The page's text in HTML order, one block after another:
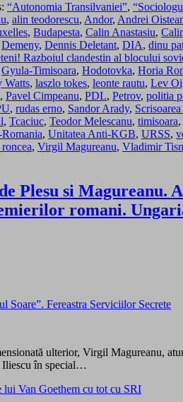
“Autonomia Transilvaniei”,
, alin teodorescu, Andor, Andrei
, Budapesta, Calin Anastasiu,
Demeny, Dennis Deletant, DIA, dinu
Razboiul clandestin al blocului
Gyula-Timisoara, Hodotovka, Horia
Watts, laszlo tokes, leonte rautu, Lev
, Pavel Cimpeanu, PDL, Petrov, politia
, rudas erno, Sandor Arady,
, Tcaciuc, Teodor Melescanu, timisoara,
, Unitatea Anti-KGB, URSS,
, Virgil Magureanu, Vladimir
Plesu si
romani.
Soare”. Fereastra Serviciilor Secrete
ulterior, Virgil Magureanu,
Iliescu în special…
Van Goethem cu tot cu SRI